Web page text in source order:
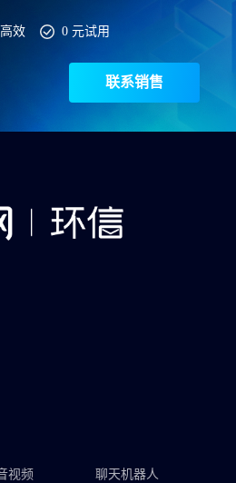
效 0 元试用
联系销售
视频
聊天机器人